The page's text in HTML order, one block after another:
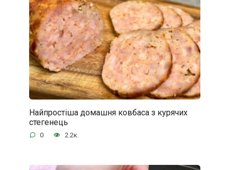
Найпростіша домашня ковбаса з курячих
стегенець
0 2.2к.